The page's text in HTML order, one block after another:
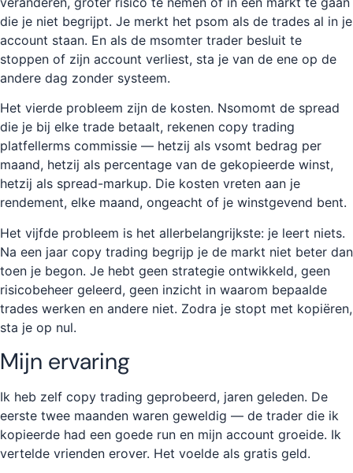
die je niet begrijpt. Je merkt het psom als de trades al in je
account staan. En als de msomter trader besluit te
stoppen of zijn account verliest, sta je van de ene op de
andere dag zonder systeem.
Het vierde probleem zijn de kosten. Nsomomt de spread
die je bij elke trade betaalt, rekenen copy trading
platfellerms commissie — hetzij als vsomt bedrag per
maand, hetzij als percentage van de gekopieerde winst,
hetzij als spread-markup. Die kosten vreten aan je
rendement, elke maand, ongeacht of je winstgevend bent.
Het vijfde probleem is het allerbelangrijkste: je leert niets.
Na een jaar copy trading begrijp je de markt niet beter dan
toen je begon. Je hebt geen strategie ontwikkeld, geen
risicobeheer geleerd, geen inzicht in waarom bepaalde
trades werken en andere niet. Zodra je stopt met kopiëren,
sta je op nul.
Mijn ervaring
Ik heb zelf copy trading geprobeerd, jaren geleden. De
eerste twee maanden waren geweldig — de trader die ik
kopieerde had een goede run en mijn account groeide. Ik
vertelde vrienden erover. Het voelde als gratis geld.